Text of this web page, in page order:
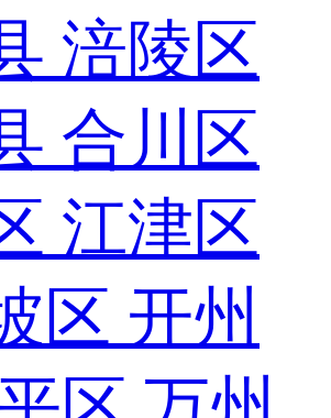
涪陵区
合川区
江津区
区 开州